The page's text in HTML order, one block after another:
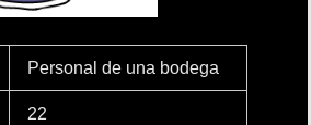
Personal de una bodega
22